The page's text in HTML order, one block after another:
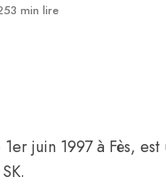
3 min lire
juin 1997 à Fès,